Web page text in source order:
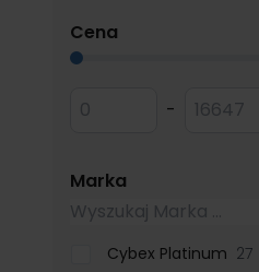
Cena
Minimum value
-
Marka
Cybex Platinum 27